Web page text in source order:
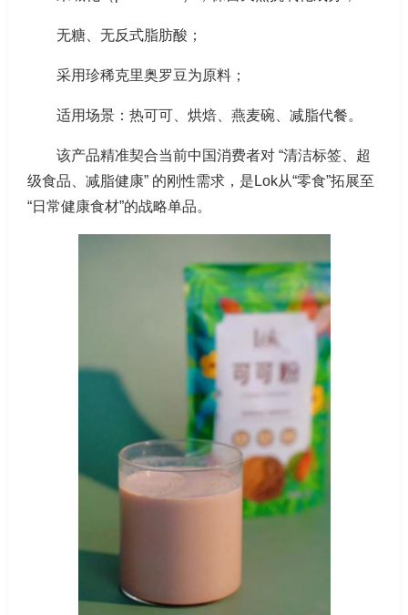
无糖、无反式脂肪酸；
采用珍稀克里奥罗豆为原料；
适用场景：热可可、烘焙、燕麦碗、减脂代餐。
该产品精准契合当前中国消费者对 “清洁标签、超
级食品、减脂健康” 的刚性需求，是Lok从“零食”拓展至
“日常健康食材”的战略单品。